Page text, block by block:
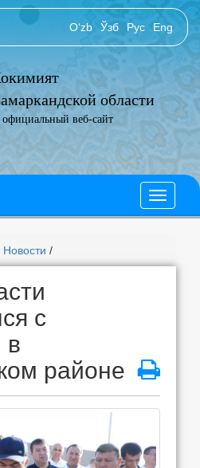
O‘zb Ўзб Рус Eng
области
официальный веб-сайт
Новости /
с
в
районе